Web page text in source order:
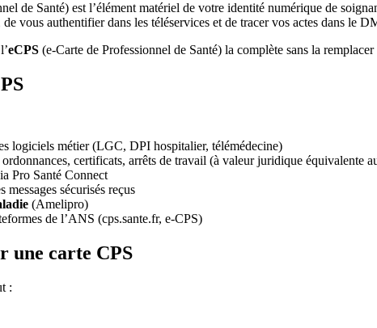
de Santé) est l’élément matériel de votre identité numérique de
vous authentifier dans les téléservices et de tracer vos actes dans le
eCPS (e-Carte de Professionnel de Santé) la complète sans la
logiciels métier (LGC, DPI hospitalier, télémédecine)
ordonnances, certificats, arrêts de travail (à valeur juridique équivalente
Pro Santé Connect
messages sécurisés reçus
(Amelipro)
de l’ANS (cps.sante.fr, e-CPS)
une carte CPS
: